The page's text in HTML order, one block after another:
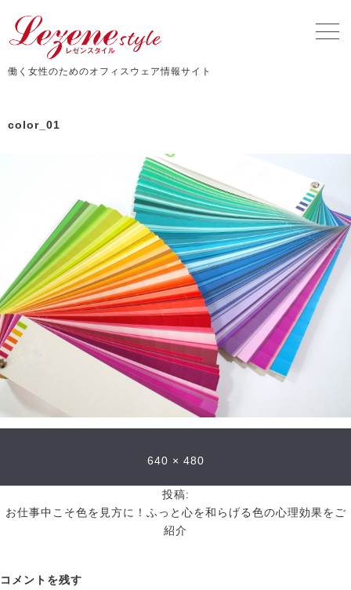
働く女性のためのオフィスウェア情報サイト
color_01
640 × 480
投稿:
お仕事中こそ色を見方に！ふっと心を和らげる色の心理効果をご
紹介
コメントを残す